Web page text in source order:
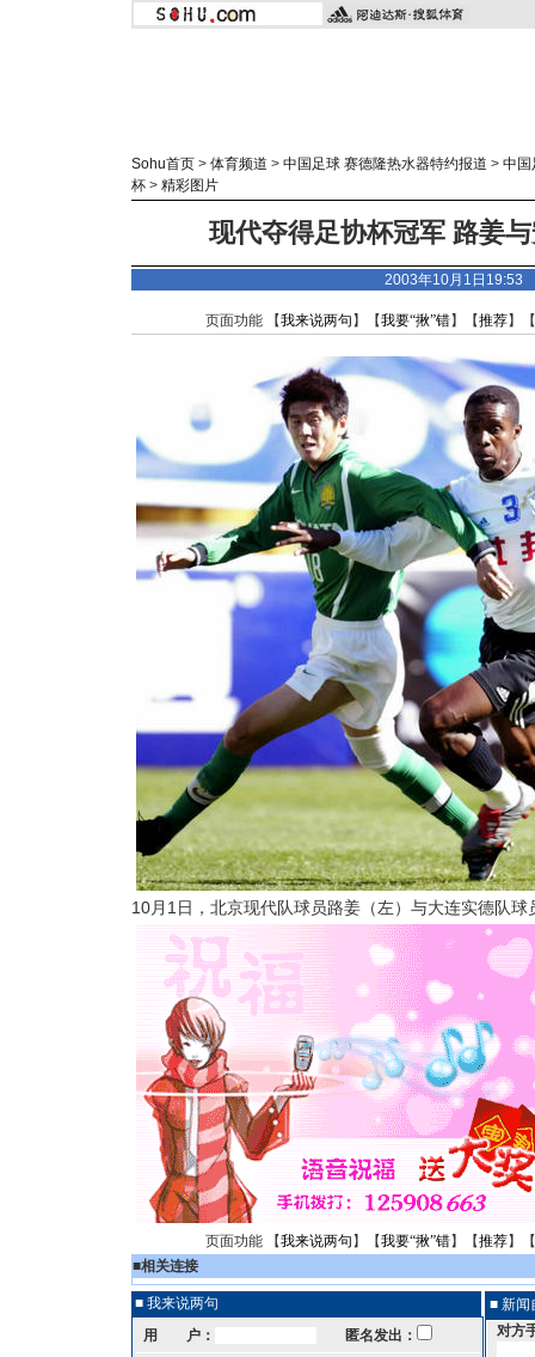
Sohu首页 > 体育频道 > 中国足球 赛德隆热水器特约报道 > 中国
杯 > 精彩图片
现代夺得足协杯冠军 路姜
2003年10月1日
页面功能 【我来说两句 】【我要“揪”错】【推荐】
10月1日，北京现代队球员路姜（左）与大连实德队球
页面功能 【我来说两句 】【我要“揪”错】【推荐】
■相关连接
■ 我来说两句
用 户：
匿名发出：
■ 新闻
对方